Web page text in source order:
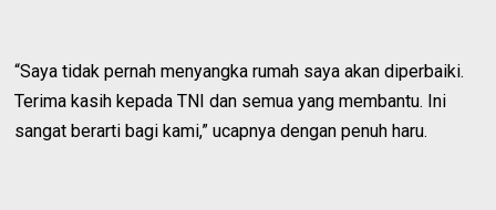
“Saya tidak pernah menyangka rumah saya akan diperbaiki.
Terima kasih kepada TNI dan semua yang membantu. Ini
sangat berarti bagi kami,” ucapnya dengan penuh haru.